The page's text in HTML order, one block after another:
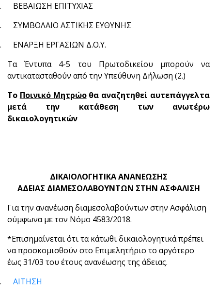
ΒΕΒΑΙΩΣΗ ΕΠΙΤΥΧΙΑΣ
ΣΥΜΒΟΛΑΙΟ ΑΣΤΙΚΗΣ ΕΥΘΥΝΗΣ
ΕΝΑΡΞΗ ΕΡΓΑΣΙΩΝ Δ.Ο.Υ.
Τα Έντυπα 4-5 του Πρωτοδικείου μπορούν να
αντικατασταθούν από την Υπεύθυνη Δήλωση (2.)
Το Ποινικό Μητρώοθα αναζητηθεί αυτεπάγγελτα
μετά την κατάθεση των ανωτέρω
δικαιολογητικών
ΔΙΚΑΙΟΛΟΓΗΤΙΚΑ ΑΝΑΝΕΩΣΗΣ
ΑΔΕΙΑΣ ΔΙΑΜΕΣΟΛΑΒΟΥΝΤΩΝ ΣΤΗΝ ΑΣΦΑΛΙΣΗ
Για την ανανέωση διαμεσολαβούντων στην Ασφάλιση
σύμφωνα με τον Νόμο 4583/2018.
*Επισημαίνεται ότι τα κάτωθι δικαιολογητικά πρέπει
να προσκομισθούν στο Επιμελητήριο το αργότερο
έως 31/03 του έτους ανανέωσης της άδειας.
ΑΙΤΗΣΗ